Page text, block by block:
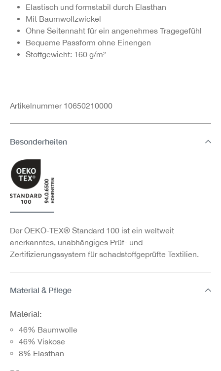
Elastisch und formstabil durch Elasthan
Mit Baumwollzwickel
Ohne Seitennaht für ein angenehmes Tragegefühl
Bequeme Passform ohne Einengen
Stoffgewicht: 160 g/m²
Artikelnummer 10650210000
Besonderheiten
Der OEKO-TEX® Standard 100 ist ein weltweit
anerkanntes, unabhängiges Prüf- und
Zertifizierungssystem für schadstoffgeprüfte Textilien.
Material & Pflege
Material:
46% Baumwolle
46% Viskose
8% Elasthan